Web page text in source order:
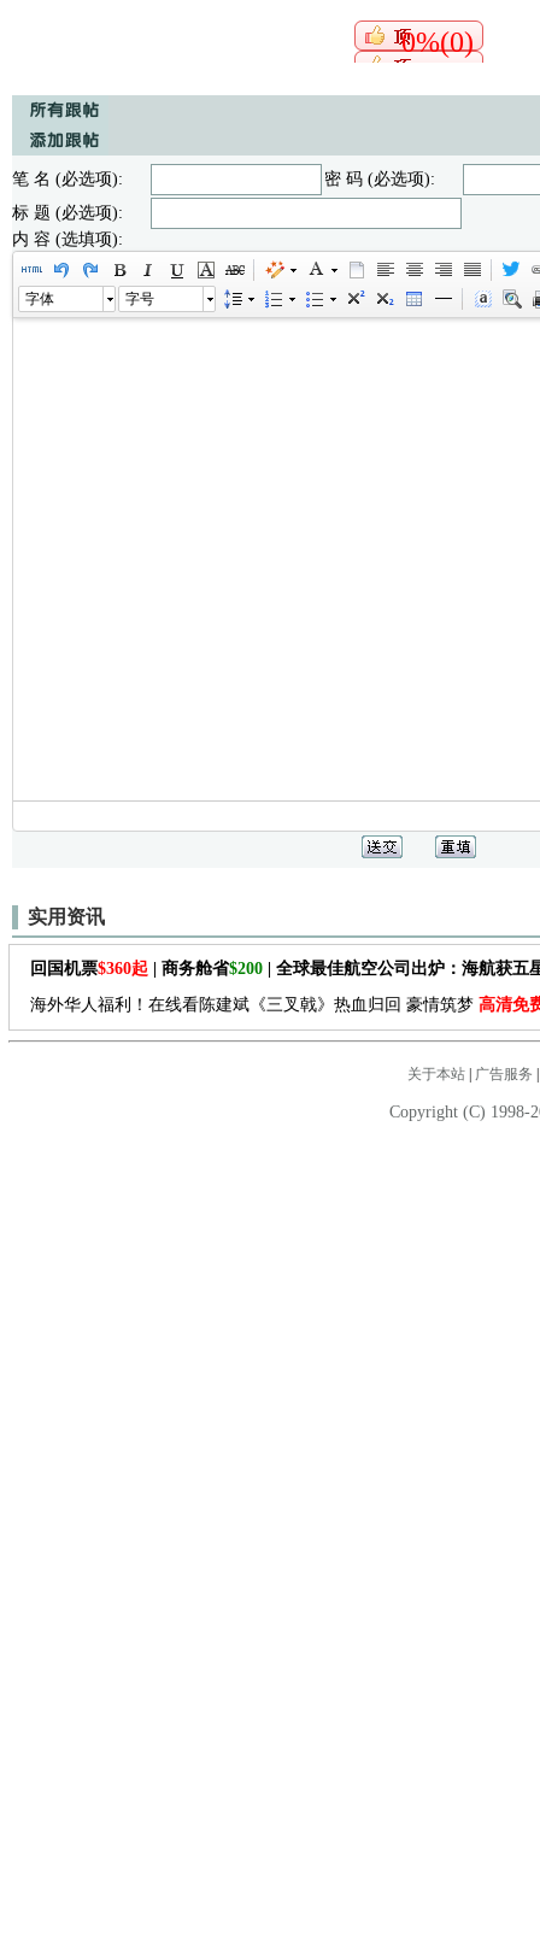
0%(0)
笔 名 (必选项):
密 码 (必选项):
标 题 (必选项):
内 容 (选填项):
字体 字号
实用资讯
回国机票$360起 | 商务舱省$200 | 全球最佳航空公司出炉：海航获五
海外华人福利！在线看陈建斌《三叉戟》热血归回 豪情筑梦 高清免
关于本站| 广告服务
Copyright (C) 1998-